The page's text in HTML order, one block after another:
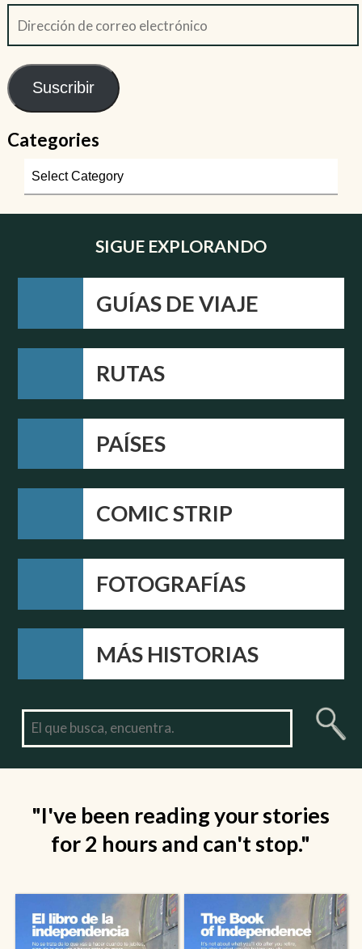
Suscribir
Categories
SIGUE EXPLORANDO
GUÍAS DE VIAJE
RUTAS
PAÍSES
COMIC STRIP
FOTOGRAFÍAS
MÁS HISTORIAS
"I've been reading your stories
for 2 hours and can't stop."